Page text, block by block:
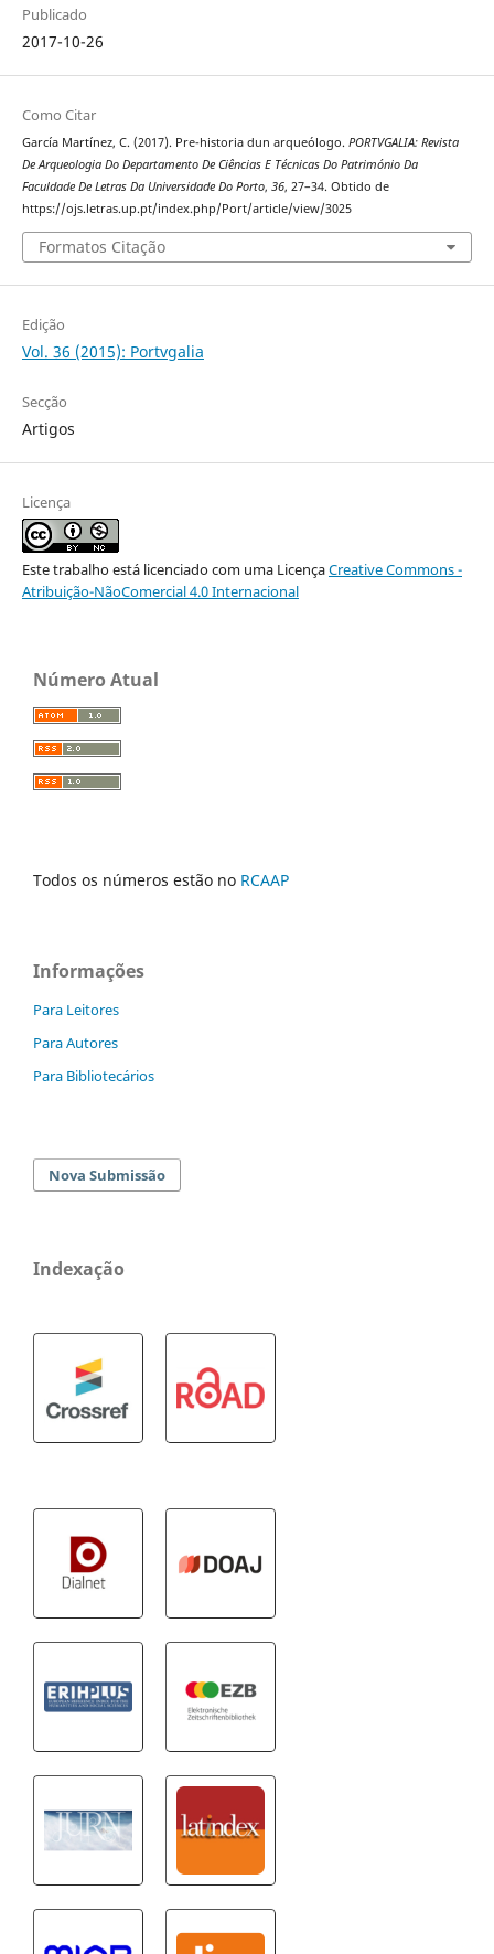
Publicado
2017-10-26
Como Citar
García Martínez, C. (2017). Pre-historia dun arqueólogo. PORTVGALIA: Revista
De Arqueologia Do Departamento De Ciências E Técnicas Do Património Da
Faculdade De Letras Da Universidade Do Porto, 36, 27–34. Obtido de
https://ojs.letras.up.pt/index.php/Port/article/view/3025
Formatos Citação
Edição
Vol. 36 (2015): Portvgalia
Secção
Artigos
Licença
Este trabalho está licenciado com uma LicençaCreative Commons -
Atribuição-NãoComercial 4.0 Internacional
Número Atual
Todos os números estão no RCAAP
Informações
Para Leitores
Para Autores
Para Bibliotecários
Nova Submissão
Indexação